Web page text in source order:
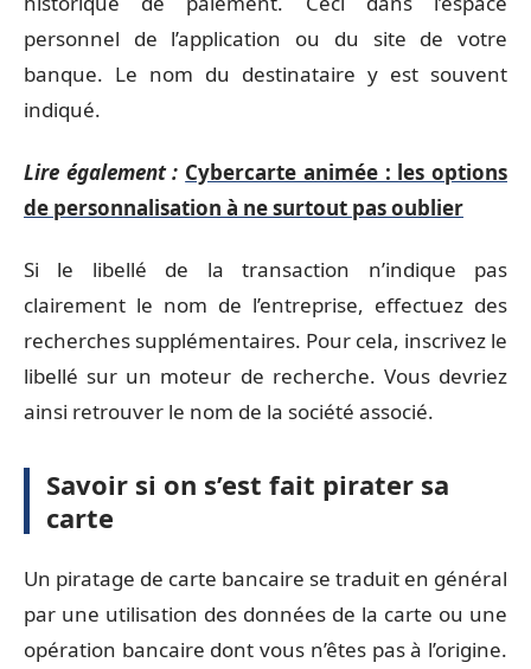
personnel de l’application ou du site de votre
banque. Le nom du destinataire y est souvent
indiqué.
Lire également : Cybercarte animée : les options
de personnalisation à ne surtout pas oublier
Si le libellé de la transaction n’indique pas
clairement le nom de l’entreprise, effectuez des
recherches supplémentaires. Pour cela, inscrivez le
libellé sur un moteur de recherche. Vous devriez
ainsi retrouver le nom de la société associé.
Savoir si on s’est fait pirater sa
carte
Un piratage de carte bancaire se traduit en général
par une utilisation des données de la carte ou une
opération bancaire dont vous n’êtes pas à l’origine.